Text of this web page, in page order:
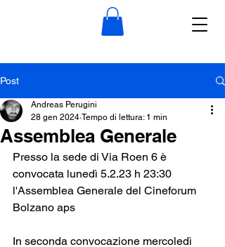
Post
Assemblea Generale
Andreas Perugini
28 gen 2024 Tempo di lettura: 1 min
Presso la sede di Via Roen 6 è
convocata lunedì 5.2.23 h 23:30
l'Assemblea Generale del Cineforum
Bolzano aps
In seconda convocazione mercoledì